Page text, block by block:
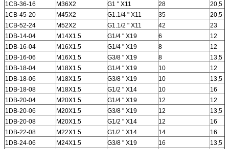
1CB-36-16
M36X2 G1 " X11 28
20,5
1CB-45-20
M45X2 G1.1/4 " X11 35
20,5
1CB-52-24
M52X2 G1.1/2 " X11 42
23
1DB-14-04
M14X1.5 G1/4 " X19 6
12
1DB-16-04
M16X1.5 G1/4 " X19 8
12
1DB-16-06
M16X1.5 G3/8 " X19 8
13,5
1DB-18-04
M18X1.5 G1/4 " X19 10
12
1DB-18-06
M18X1.5 G3/8 " X19 10
13,5
1DB-18-08
M18X1.5 G1/2 " X14 10
16
1DB-20-04
M20X1.5 G1/4 " X19 12
12
1DB-20-06
M20X1.5 G3/8 " X19 12
13,5
1DB-20-08
M20X1.5 G1/2 " X14 12
16
1DB-22-08
M22X1.5 G1/2 " X14 14
16
1DB-24-06
M24X1.5 G3/8 " X19 16
13,5